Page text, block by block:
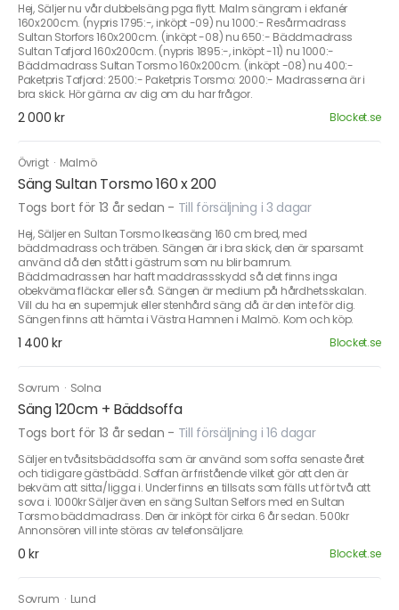
Hej, Säljer nu vår dubbelsäng pga flytt. Malm sängram i ekfanér
160x200cm. (nypris 1795:-, inköpt -09) nu 1000:- Resårmadrass
Sultan Storfors 160x200cm. (inköpt -08) nu 650:- Bäddmadrass
Sultan Tafjord 160x200cm. (nypris 1895:-, inköpt -11) nu 1000:-
Bäddmadrass Sultan Torsmo 160x200cm. (inköpt -08) nu 400:-
Paketpris Tafjord: 2500:- Paketpris Torsmo: 2000:- Madrasserna är i
bra skick. Hör gärna av dig om du har frågor.
2 000 kr Blocket.se
Övrigt · Malmö
Säng Sultan Torsmo 160 x 200
Togs bort för 13 år sedan - Till försäljning i 3 dagar
Hej, Säljer en Sultan Torsmo Ikeasäng 160 cm bred, med
bäddmadrass och träben. Sängen är i bra skick, den är sparsamt
använd då den stått i gästrum som nu blir barnrum.
Bäddmadrassen har haft maddrassskydd så det finns inga
obekväma fläckar eller så. Sängen är medium på hårdhetsskalan.
Vill du ha en supermjuk eller stenhård säng då är den inte för dig.
Sängen finns att hämta i Västra Hamnen i Malmö. Kom och köp.
1 400 kr Blocket.se
Sovrum · Solna
Säng 120cm + Bäddsoffa
Togs bort för 13 år sedan - Till försäljning i 16 dagar
Säljer en tvåsitsbäddsoffa som är använd som soffa senaste året
och tidigare gästbädd. Soffan är fristående vilket gör att den är
bekväm att sitta/ligga i. Under finns en tillsats som fälls ut för två att
sova i. 1000kr Säljer även en säng Sultan Selfors med en Sultan
Torsmo bäddmadrass. Den är inköpt för cirka 6 år sedan. 500kr
Annonsören vill inte störas av telefonsäljare.
0 kr Blocket.se
Sovrum · Lund